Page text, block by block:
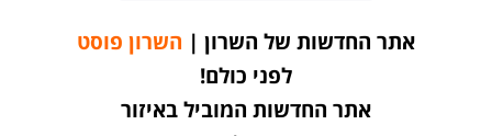
אתר החדשות של השרון | השרון פוסט
לפני כולם!
אתר החדשות המוביל באיזור